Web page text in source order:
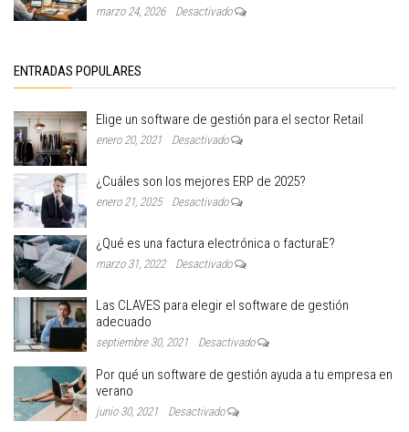
marzo 24, 2026 Desactivado
ENTRADAS POPULARES
Elige un software de gestión para el sector Retail
enero 20, 2021 Desactivado
¿Cuáles son los mejores ERP de 2025?
enero 21, 2025 Desactivado
¿Qué es una factura electrónica o facturaE?
marzo 31, 2022 Desactivado
Las CLAVES para elegir el software de gestión
adecuado
septiembre 30, 2021 Desactivado
Por qué un software de gestión ayuda a tu empresa en
verano
junio 30, 2021 Desactivado